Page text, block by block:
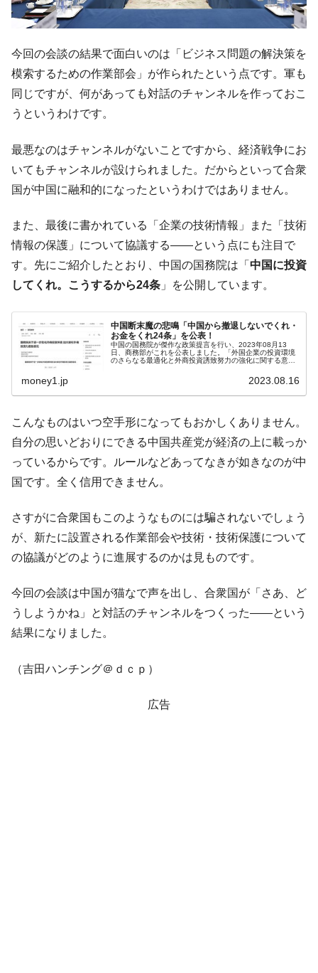
今回の会談の結果で面白いのは「ビジネス問題の解決策を
模索するための作業部会」が作られたという点です。軍も
同じですが、何があっても対話のチャンネルを作っておこ
うというわけです。
最悪なのはチャンネルがないことですから、経済戦争にお
いてもチャンネルが設けられました。だからといって合衆
国が中国に融和的になったというわけではありません。
また、最後に書かれている「企業の技術情報」また「技術
情報の保護」について協議する――という点にも注目で
す。先にご紹介したとおり、中国の国務院は「 中国に投資
してくれ。こうするから24条 」を公開しています。
中国断末魔の悲鳴「中国から撤退しないでくれ・
お金をくれ24条」を公表！
中国の国務院が傑作な政策提言を行い、2023年08月13
日、商務部がこれを公表しました。「外国企業の投資環境
のさらなる最適化と外商投資誘致努力の強化に関する意
money1.jp 2023.08.16
こんなものはいつ空手形になってもおかしくありません。
自分の思いどおりにできる中国共産党が経済の上に載っか
っているからです。ルールなどあってなきが如きなのが中
国です。全く信用できません。
さすがに合衆国もこのようなものには騙されないでしょう
が、新たに設置される作業部会や技術・技術保護について
の協議がどのように進展するのかは見ものです。
今回の会談は中国が猫なで声を出し、合衆国が「さあ、ど
うしようかね」と対話のチャンネルをつくった――という
結果になりました。
（吉田ハンチング＠ｄｃｐ）
広告